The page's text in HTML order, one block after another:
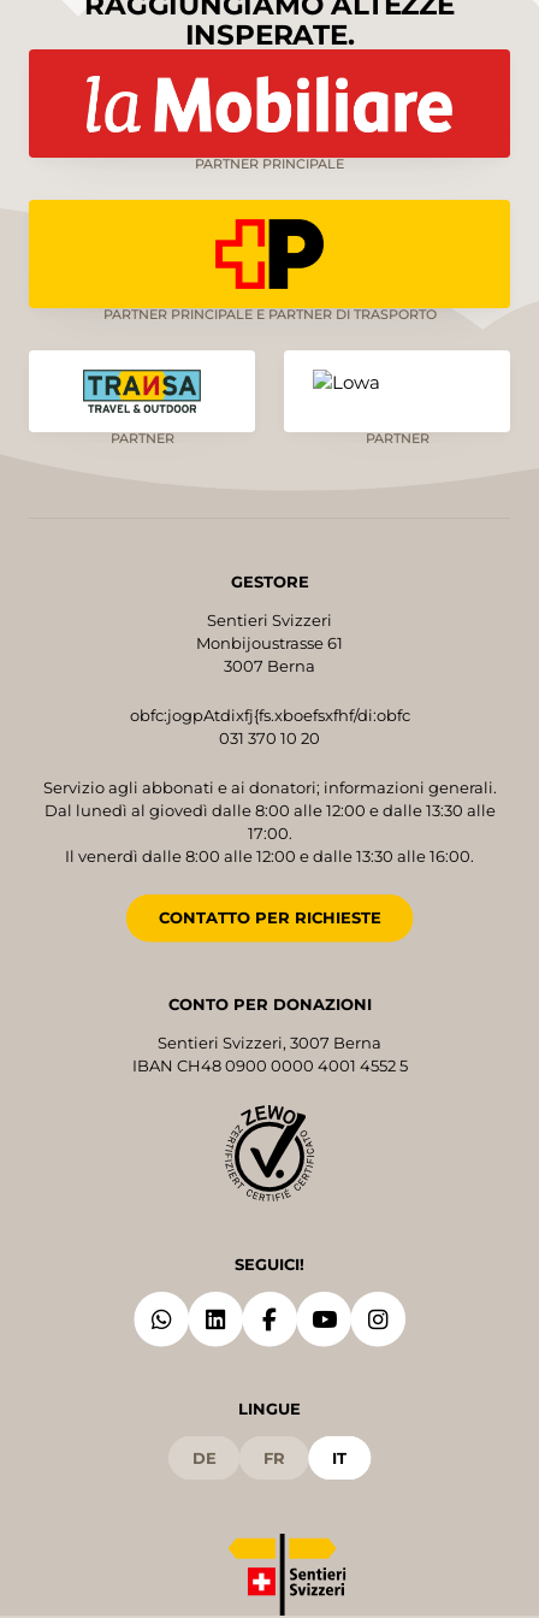
INSPERATE.
PARTNER PRINCIPALE
PARTNER PRINCIPALE E PARTNER DI TRASPORTO
PARTNER PARTNER
GESTORE
Sentieri Svizzeri
Monbijoustrasse 61
3007 Berna
obfc:jogpAtdixfj{fs.xboefsxfhf/di:obfc
031 370 10 20
Servizio agli abbonati e ai donatori; informazioni generali.
Dal lunedì al giovedì dalle 8:00 alle 12:00 e dalle 13:30 alle
17:00.
Il venerdì dalle 8:00 alle 12:00 e dalle 13:30 alle 16:00.
CONTATTO PER RICHIESTE
CONTO PER DONAZIONI
Sentieri Svizzeri, 3007 Berna
IBAN CH48 0900 0000 4001 4552 5
SEGUICI!
LINGUE
DE FR IT